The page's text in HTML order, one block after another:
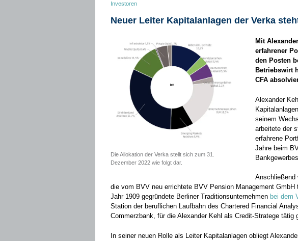
Investoren
Neuer Leiter Kapitalanlagen der Verka
Die Allokation der Verka stellt sich zum 31.
Dezember 2022 wie folgt dar.
Mit
erfahrener
den Posten
Betriebswirt
CFA
Alexander
seinem
arbeitete der
erfahrene
Jahre beim
Bankgewerbes.
Anschließend
die vom BVV neu errichtete BVV Pension Management
Jahr 1909 gegründete Berliner Traditionsunternehmen bei dem
Station der beruflichen Laufbahn des Chartered Financial
Commerzbank, für die Alexander Kehl als Credit-Stratege tätig
In seiner neuen Rolle als Leiter Kapitalanlagen obliegt